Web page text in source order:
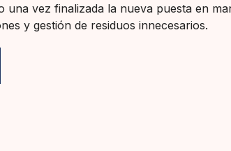
una vez finalizada la nueva puesta en
y gestión de residuos innecesarios.